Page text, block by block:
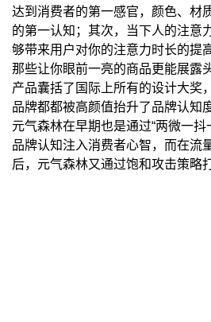
达到消费者的第一感官，颜色、材
的第一认知；其次，当下人的注意
够带来用户对你的注意力时长的提高
那些让你眼前一亮的商品更能展露
产品囊括了国际上所有的设计大奖
品牌都都被高颜值抬升了品牌认知度
元气森林在早期也是通过“两微一抖
品牌认知注入消费者心智，而在流
后，元气森林又通过饱和攻击策略